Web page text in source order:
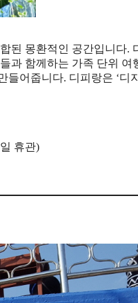
된 몽환적인 공간입니다.
과 함께하는 가족 단위 여
들어줍니다. 디피랑은 ‘디
휴관)